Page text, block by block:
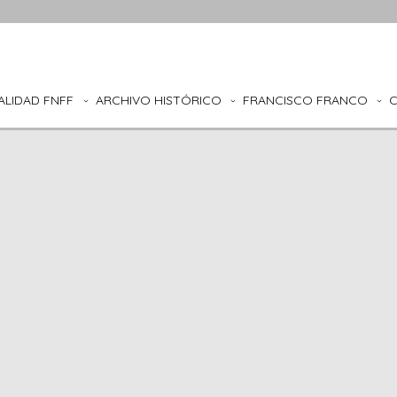
FNFF ARCHIVO HISTÓRICO FRANCISCO FRANCO